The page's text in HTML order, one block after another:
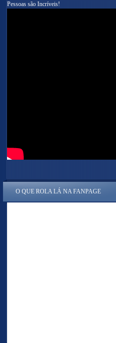
Pessoas são Incríveis!
O QUE ROLA LÁ NA FANPAGE